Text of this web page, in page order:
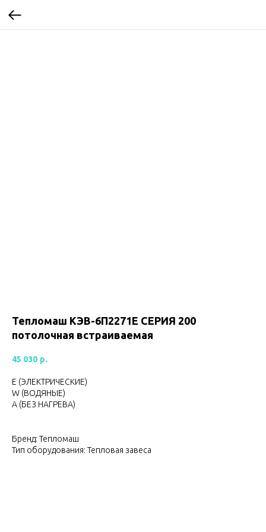
Тепломаш КЭВ-6П2271E CЕРИЯ 200
потолочная встраиваемая
45 030 р.
Е (ЭЛЕКТРИЧЕСКИЕ)
W (ВОДЯНЫЕ)
А (БЕЗ НАГРЕВА)
Бренд: Тепломаш
Тип оборудования: Тепловая завеса